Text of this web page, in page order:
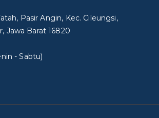
Pasir Angin, Kec. Cileungsi,
Jawa Barat 16820
- Sabtu)